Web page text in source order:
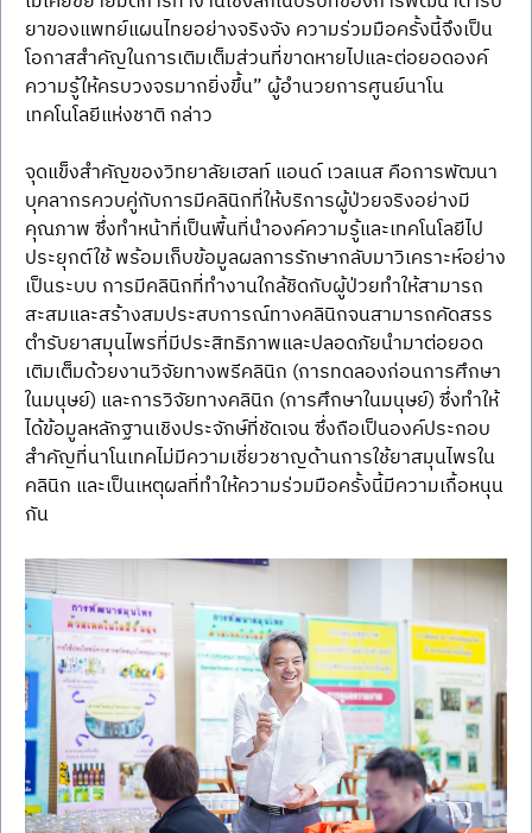
ยาของแพทย์แผนไทยอย่างจริงจัง ความร่วมมือครั้งนี้จึงเป็น
โอกาสสำคัญในการเติมเต็มส่วนที่ขาดหายไปและต่อยอดองค์
ความรู้ให้ครบวงจรมากยิ่งขึ้น” ผู้อำนวยการศูนย์นาโน
เทคโนโลยีแห่งชาติ กล่าว
จุดแข็งสำคัญของวิทยาลัยเฮลท์ แอนด์ เวลเนส คือการพัฒนา
บุคลากรควบคู่กับการมีคลินิกที่ให้บริการผู้ป่วยจริงอย่างมี
คุณภาพ ซึ่งทำหน้าที่เป็นพื้นที่นำองค์ความรู้และเทคโนโลยีไป
ประยุกต์ใช้ พร้อมเก็บข้อมูลผลการรักษากลับมาวิเคราะห์อย่าง
เป็นระบบ การมีคลินิกที่ทำงานใกล้ชิดกับผู้ป่วยทำให้สามารถ
สะสมและสร้างสมประสบการณ์ทางคลินิกจนสามารถคัดสรร
ตำรับยาสมุนไพรที่มีประสิทธิภาพและปลอดภัยนำมาต่อยอด
เติมเต็มด้วยงานวิจัยทางพรีคลินิก (การทดลองก่อนการศึกษา
ในมนุษย์) และการวิจัยทางคลินิก (การศึกษาในมนุษย์) ซึ่งทำให้
ได้ข้อมูลหลักฐานเชิงประจักษ์ที่ชัดเจน ซึ่งถือเป็นองค์ประกอบ
สำคัญที่นาโนเทคไม่มีความเชี่ยวชาญด้านการใช้ยาสมุนไพรใน
คลินิก และเป็นเหตุผลที่ทำให้ความร่วมมือครั้งนี้มีความเกื้อหนุน
กัน